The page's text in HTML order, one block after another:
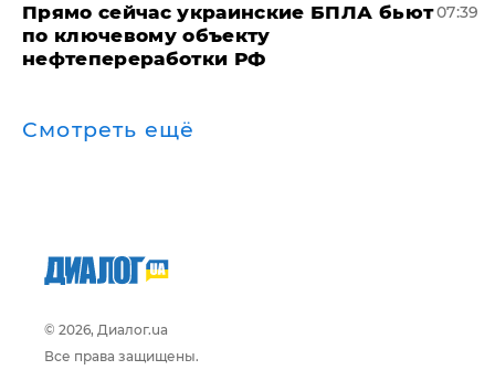
Прямо сейчас украинские БПЛА бьют
по ключевому объекту
нефтепереработки РФ
07:39
Смотреть ещё
© 2026, Диалог.ua
Все права защищены.